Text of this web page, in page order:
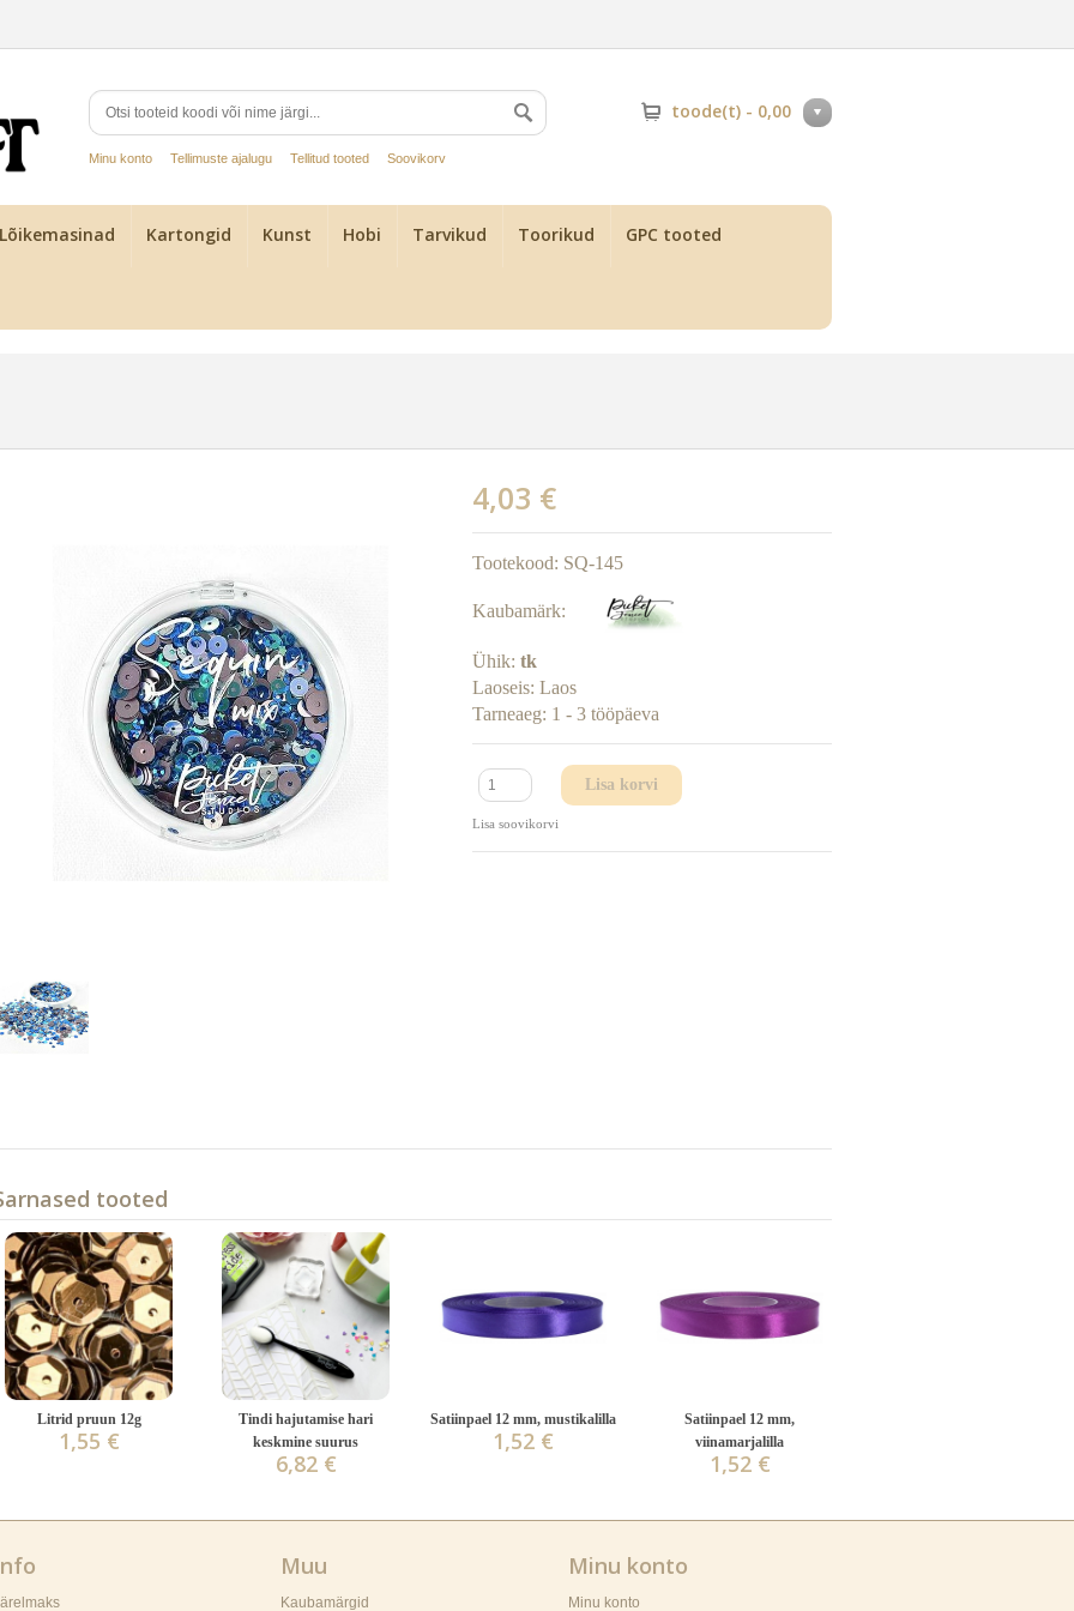
toode(t) - 0,00
Minu konto Tellimuste ajalugu Tellitud tooted Soovikorv
Lõikemasinad Kartongid Kunst Hobi Tarvikud Toorikud GPC tooted
4,03 €
Tootekood: SQ-145
Kaubamärk:
Ühik: tk
Laoseis: Laos
Tarneaeg: 1 - 3 tööpäeva
Lisa korvi
Lisa soovikorvi
tooted
Litrid pruun 12g
1,55 €
Tindi hajutamise hari
keskmine suurus
6,82 €
Satiinpael 12 mm, mustikalilla
1,52 €
Satiinpael 12 mm,
viinamarjalilla
1,52 €
Muu
Kaubamärgid
Minu konto
Minu konto